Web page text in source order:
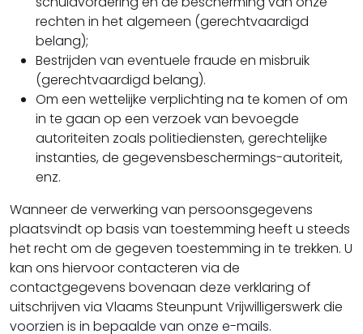
rechten in het algemeen (gerechtvaardigd
belang);
Bestrijden van eventuele fraude en misbruik
(gerechtvaardigd belang).
Om een wettelijke verplichting na te komen of om
in te gaan op een verzoek van bevoegde
autoriteiten zoals politiediensten, gerechtelijke
instanties, de gegevensbeschermings-autoriteit,
enz.
Wanneer de verwerking van persoonsgegevens
plaatsvindt op basis van toestemming heeft u steeds
het recht om de gegeven toestemming in te trekken. U
kan ons hiervoor contacteren via de
contactgegevens bovenaan deze verklaring of
uitschrijven via Vlaams Steunpunt Vrijwilligerswerk die
voorzien is in bepaalde van onze e-mails.